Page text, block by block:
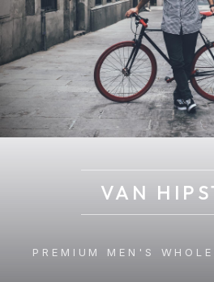
Παντελόνια
Πλεκτά
VAN
PREMIUM MEN'S